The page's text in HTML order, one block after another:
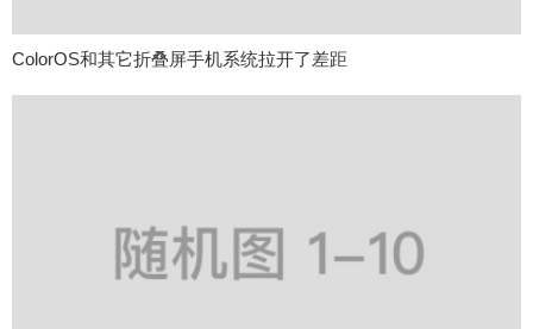
ColorOS和其它折叠屏手机系统拉开了差距